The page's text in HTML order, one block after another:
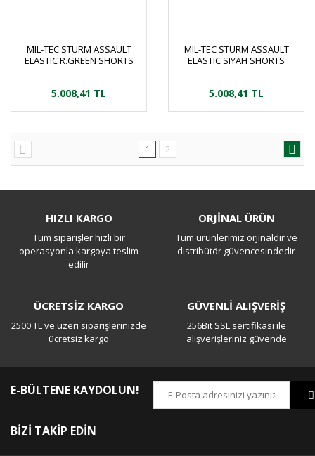
MIL-TEC STURM ASSAULT
ELASTIC R.GREEN SHORTS
5.008,41 TL
MIL-TEC STURM ASSAULT
ELASTIC SIYAH SHORTS
5.008,41 TL
1 2
HIZLI KARGO
Tüm siparişler hızlı bir
operasyonla kargoya teslim
edilir
ORJİNAL ÜRÜN
Tüm ürünlerimiz orjinaldir ve
distribütör güvencesindedir
ÜCRETSİZ KARGO
2500 TL ve üzeri siparişlerinizde
ücretsiz kargo
GÜVENLİ ALIŞVERİŞ
256Bit SSL sertifikası ile
alışverişleriniz güvende
E-BÜLTENE KAYDOLUN!
BİZİ TAKİP EDİN